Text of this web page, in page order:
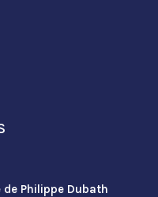
de Philippe Dubath